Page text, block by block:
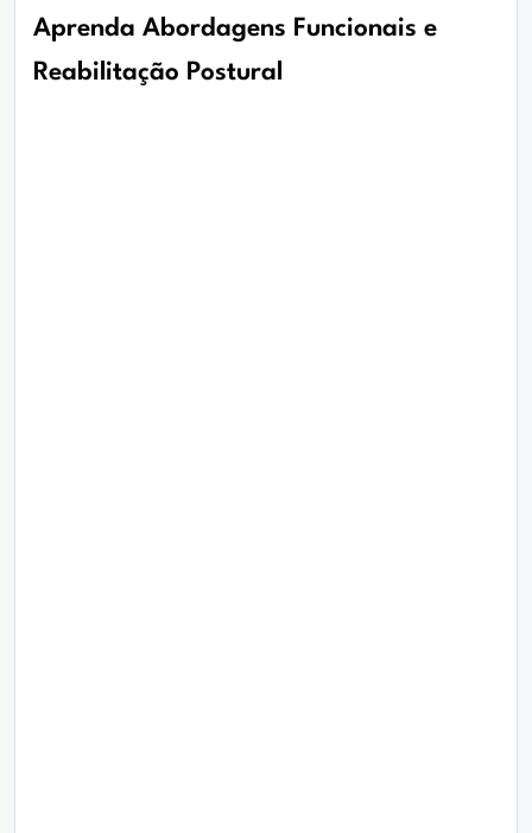
Aprenda Abordagens Funcionais e
Reabilitação Postural